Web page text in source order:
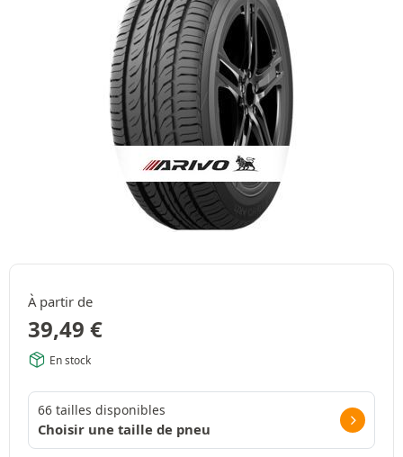
À partir de
39,49 €
En stock
66 tailles disponibles
Choisir une taille de pneu